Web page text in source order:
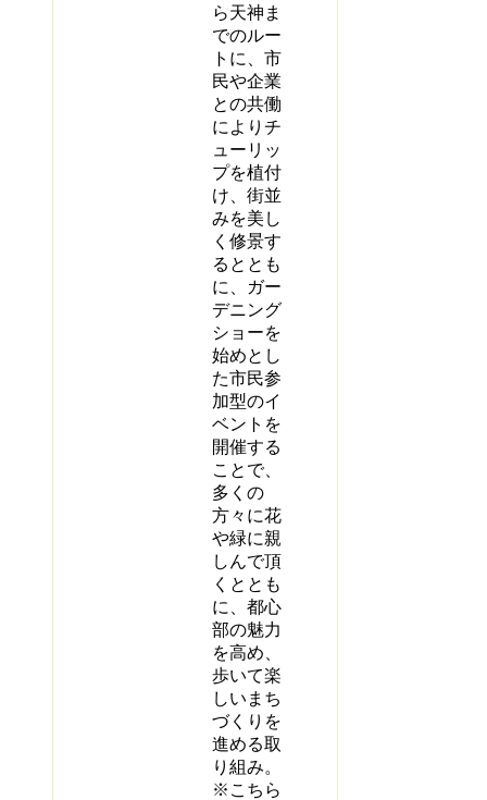
ら天神ま
でのルー
トに、市
民や企業
との共働
によりチ
ューリッ
プを植付
け、街並
みを美し
く修景す
るととも
に、ガー
デニング
ショーを
始めとし
た市民参
加型のイ
ベントを
開催する
ことで、
多くの
方々に花
や緑に親
しんで頂
くととも
に、都心
部の魅力
を高め、
歩いて楽
しいまち
づくりを
進める取
り組み。
※こちら